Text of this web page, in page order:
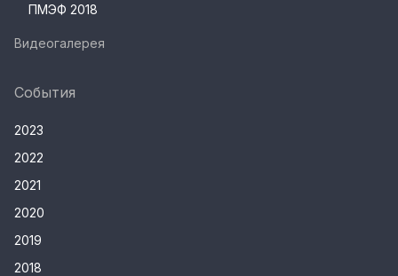
ПМЭФ 2018
Видеогалерея
События
2023
2022
2021
2020
2019
2018